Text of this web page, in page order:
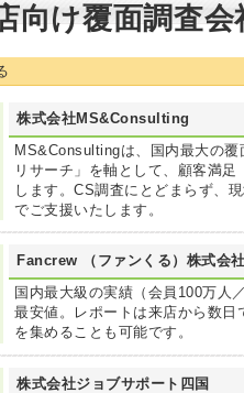
向け覆面調査会
株式会社MS&Consulting
MS&Consultingは、国内最大の
リサーチ」を軸として、顧客満
します。CS調査にとどまらず、
でご支援いたします。
Fancrew （ファンくる）株式会
国内最大級の実績（会員100万人
最安値。レポートは来店から数
を集めることも可能です。
株式会社ジョブサポート四国